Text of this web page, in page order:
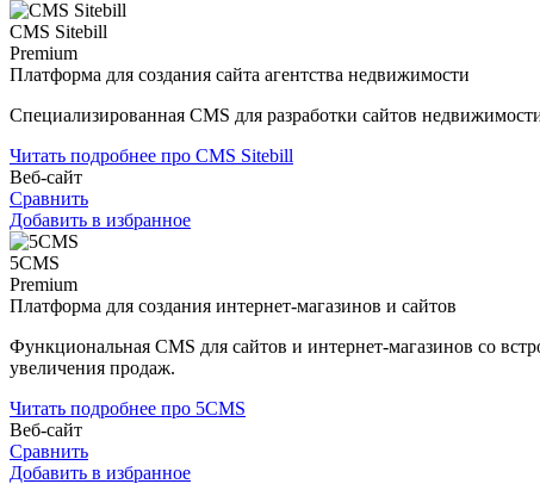
CMS Sitebill
Premium
Платформа для создания сайта агентства недвижимости
Специализированная CMS для разработки сайтов
Читать подробнее про CMS Sitebill
Веб-сайт
Сравнить
Добавить в избранное
5CMS
Premium
Платформа для создания интернет-магазинов и сайтов
Функциональная CMS для сайтов и интернет-магазинов со
увеличения продаж.
Читать подробнее про 5CMS
Веб-сайт
Сравнить
Добавить в избранное